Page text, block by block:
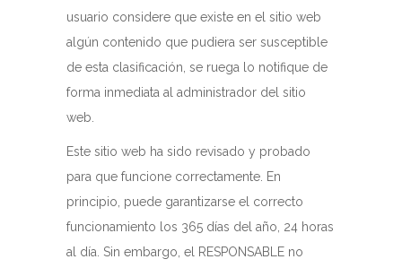
usuario considere que existe en el sitio web
algún contenido que pudiera ser susceptible
de esta clasificación, se ruega lo notifique de
forma inmediata al administrador del sitio
web.
Este sitio web ha sido revisado y probado
para que funcione correctamente. En
principio, puede garantizarse el correcto
funcionamiento los 365 días del año, 24 horas
al día. Sin embargo, el RESPONSABLE no